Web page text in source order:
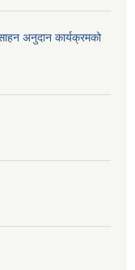
अनुदान कार्यक्रमको